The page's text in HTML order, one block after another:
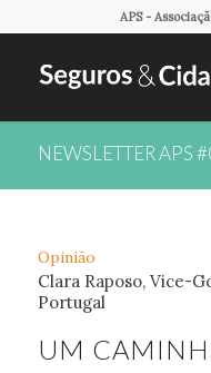
APS -
NEWSLETTER APS
Opinião
Clara Raposo, Vice-
Portugal
UM